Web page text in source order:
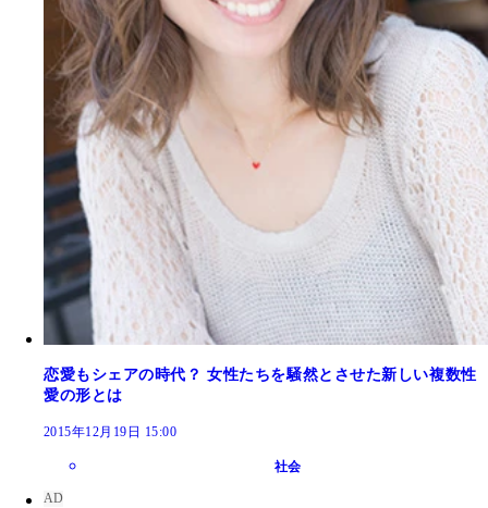
恋愛もシェアの時代？ 女性たちを騒然とさせた新しい複数性
愛の形とは
2015年12月19日 15:00
社会